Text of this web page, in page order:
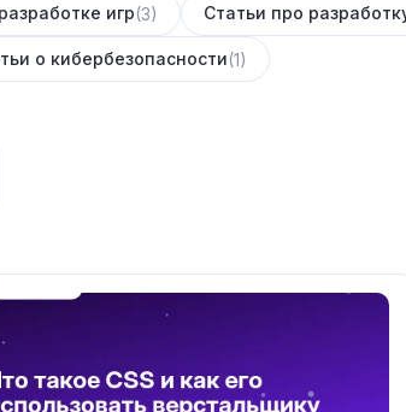
игр(3) Статьи про
о кибербезопасности(1)